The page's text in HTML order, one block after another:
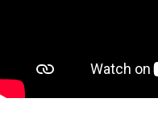
Actualités
Agenda